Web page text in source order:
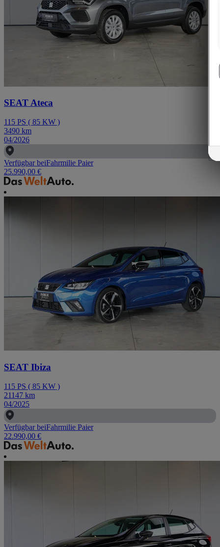
SEAT Ateca
115 PS ( 85 KW )
3490 km
04/2026
Verfügbar beiFahrmilie Paier
25.990,00 €
SEAT Ibiza
115 PS ( 85 KW )
21147 km
04/2025
Verfügbar beiFahrmilie Paier
22.990,00 €